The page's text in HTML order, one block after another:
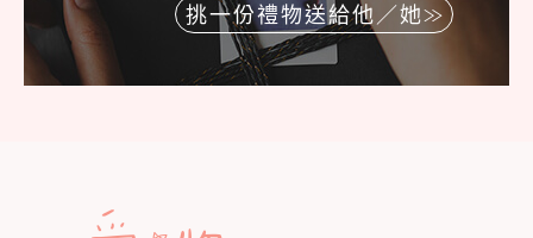
挑一份禮物送給他／她